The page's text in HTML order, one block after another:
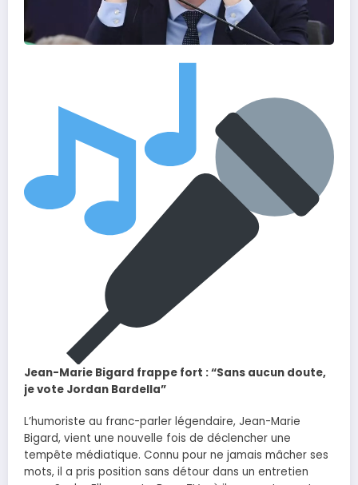
Jean-Marie Bigard frappe fort : “Sans aucun doute,
je vote Jordan Bardella”
L’humoriste au franc-parler légendaire, Jean-Marie
Bigard, vient une nouvelle fois de déclencher une
tempête médiatique. Connu pour ne jamais mâcher ses
mots, il a pris position sans détour dans un entretien